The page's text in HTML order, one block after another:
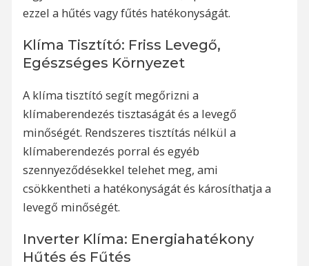
ezzel a hűtés vagy fűtés hatékonyságát.
Klíma Tisztító: Friss Levegő,
Egészséges Környezet
A klíma tisztító segít megőrizni a
klímaberendezés tisztaságát és a levegő
minőségét. Rendszeres tisztítás nélkül a
klímaberendezés porral és egyéb
szennyeződésekkel telehet meg, ami
csökkentheti a hatékonyságát és károsíthatja a
levegő minőségét.
Inverter Klíma: Energiahatékony
Hűtés és Fűtés